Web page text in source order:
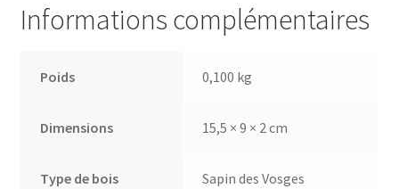
Informations complémentaires
Poids 0,100 kg
Dimensions 15,5 × 9 × 2 cm
Type de bois Sapin des Vosges